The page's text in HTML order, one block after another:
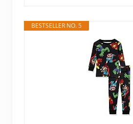
BESTSELLER NO. 5